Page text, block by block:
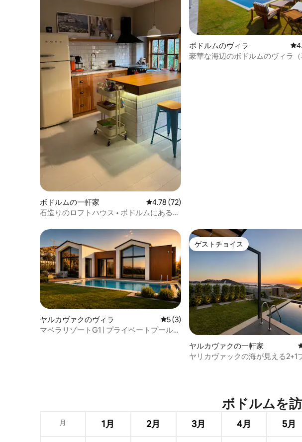
ボドルムの一軒家 レビュー72件、5つ星中4.78つ星の平均評価
4.78 (72)
石造りのロフトハウス • ボドルムにある快
ボドルムのヴィラ レ
豪華な海辺のボドルムのヴィラ
ヤルカヴァクのヴィラ レビュー3件、5つ星中5つ星の平均評価
5 (3)
マベラリゾートG1 | プライベートプールヴ
ゲストチョイス
ゲストチョイス
ヤルカヴァクの一軒家
ヤリカヴァックの海が見える2+1
ボドルムを
月 1月 2月 3月 4月 5月